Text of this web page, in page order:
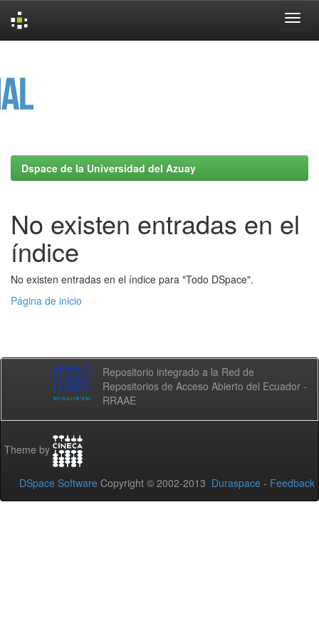
Dspace de la Universidad del Azuay
No existen entradas en el
índice
No existen entradas en el índice para "Todo DSpace".
Página de inicio
Repositorio integrado a la Red de
Repositorios de Acceso Abierto del Ecuador -
RRAAE
Theme by
DSpace Software Copyright © 2002-2013 Duraspace - Feedback